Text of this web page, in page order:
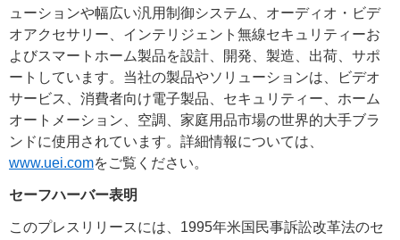
ューションや幅広い汎用制御システム、オーディオ・ビデ
オアクセサリー、インテリジェント無線セキュリティーお
よびスマートホーム製品を設計、開発、製造、出荷、サポ
ートしています。当社の製品やソリューションは、ビデオ
サービス、消費者向け電子製品、セキュリティー、ホーム
オートメーション、空調、家庭用品市場の世界的大手ブラ
ンドに使用されています。詳細情報については、
www.uei.comをご覧ください。
セーフハーバー表明
このプレスリリースには、1995年米国民事訴訟改革法のセ